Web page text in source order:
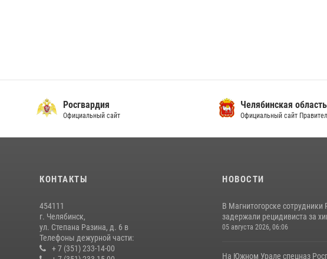
Росгвардия
Официальный сайт
Челябинская область
Официальный сайт
КОНТАКТЫ
454111
г. Челябинск,
ул. Степана Разина, д. 6 в
Телефоны дежурной части:
+ 7 (351) 233-14-00
НОВОСТИ
В Магнитогорске сотрудники
задержали рецидивиста за
05 августа 2026, 06:06
На Южном Урале спецназ